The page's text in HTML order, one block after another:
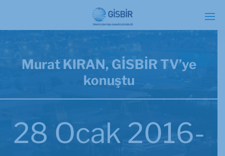
Murat KIRAN, GİSBİR TV’ye
konuştu
28 Ocak 2016-